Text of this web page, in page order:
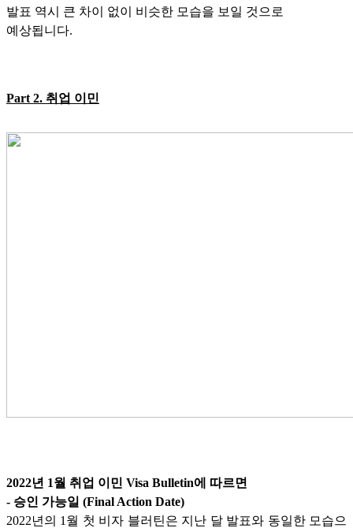
발표 역시 큰 차이 없이 비슷한 모습을 보일 것으로
예상됩니다.
Part 2. 취업 이민
2022년 1월 취업 이민 Visa Bulletin에 따르면
- 승인 가능일 (Final Action Date)
2022년의 1 월 첫 비자 블러틴은 지난 달 발표와 동일한 모습으